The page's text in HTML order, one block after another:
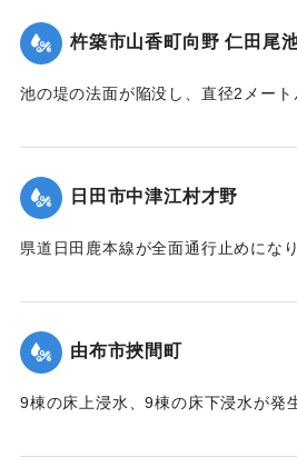
2020/7/6｜固有コード:
杵築市山香町向野 仁田尾
池の堤の法面が陥没し、直径2メー
決壊の恐れがあるとして11日午後4
人に避難勧告を出した。
【出典：NHKニュース】
日田市中津江村才野
県道日田鹿本線が全面通行止めにな
（第 22 報）】
2020/7/6｜固有コード: 01215060
由布市挾間町
9棟の床上浸水、9棟の床下浸水が発